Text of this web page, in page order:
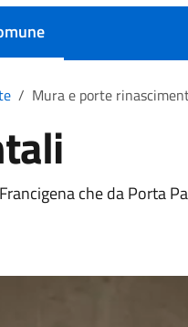
Mura e porte
che da Porta